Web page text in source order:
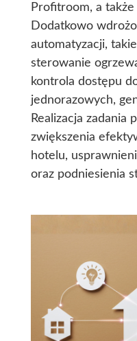
Profitroom, a
Dodatkowo
automatyzacji,
sterowanie
kontrola dostępu
jednorazowych,
Realizacja zadania
zwiększenia
hotelu,
oraz podniesienia